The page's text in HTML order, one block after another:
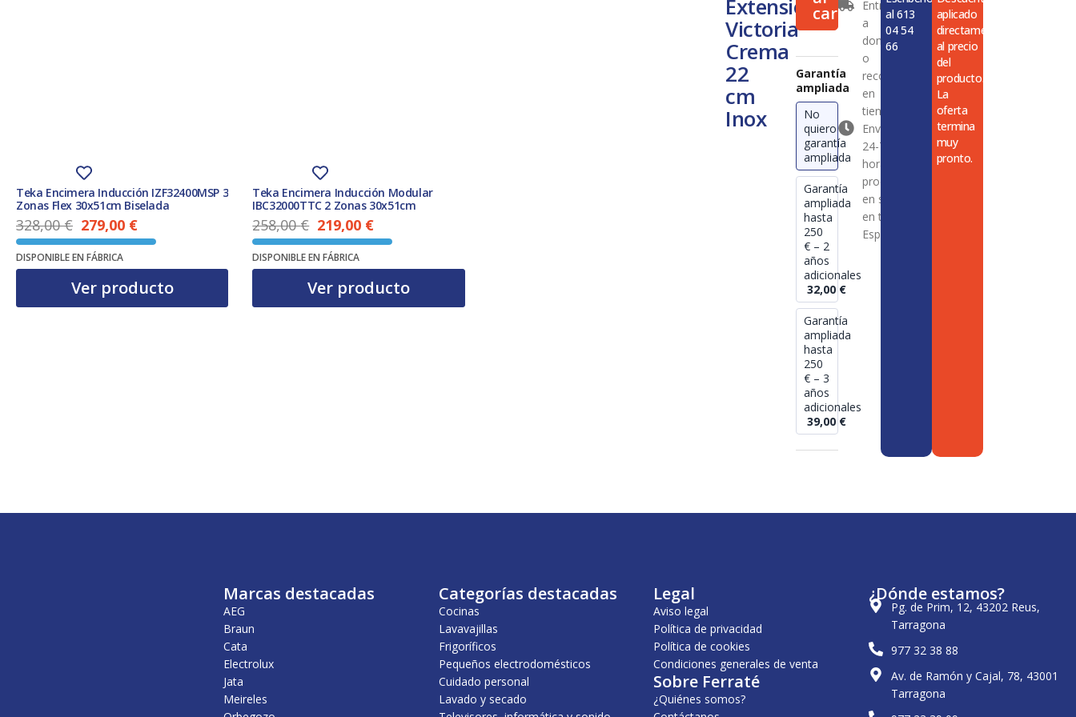
Teka Encimera Inducción IZF32400MSP 3
Zonas Flex 30x51cm Biselada
328,00€
El precio original era: 328,00 €.
279,00 €
El precio actual es: 279,00 €.
DISPONIBLE EN FÁBRICA
Ver producto
Teka Encimera Inducción Modular
IBC32000TTC 2 Zonas 30x51cm
258,00€
El precio original era: 258,00 €.
219,00 €
El precio actual es: 219,00 €.
DISPONIBLE EN FÁBRICA
Ver producto
Extensión
Victoria
Crema
22
cm
Inox
Crema
22
cm
Inox
cantidad
carrito
Garantía
ampliada
No
quiero
garantía
ampliada
Garantía
ampliada
hasta
250
€ – 2
años
adicionales
32,00 €
Garantía
ampliada
hasta
250
€ – 3
años
adicionales
39,00 €
Entrega
a
domicilio
o
recogida
en
tienda
Envío en
24-72
horas en
productos
en stock
en toda
España
al 613
04 54
66
aplicado
directamente
al precio
del
producto.
La
oferta
termina
muy
pronto.
Marcas destacadas
AEG
Braun
Cata
Electrolux
Jata
Meireles
Categorías destacadas
Cocinas
Lavavajillas
Frigoríficos
Pequeños electrodomésticos
Cuidado personal
Lavado y secado
Legal
Aviso legal
Política de privacidad
Política de cookies
Condiciones generales de venta
Sobre Ferraté
¿Quiénes somos?
¿Dónde estamos?
Pg. de Prim, 12, 43202 Reus,
Tarragona
977 32 38 88
Av. de Ramón y Cajal, 78, 43001
Tarragona